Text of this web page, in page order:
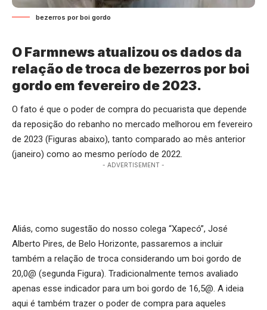
bezerros por boi gordo
O Farmnews atualizou os dados da
relação de troca de bezerros por boi
gordo em fevereiro de 2023.
O fato é que o poder de compra do pecuarista que depende
da reposição do rebanho no mercado melhorou em fevereiro
de 2023 (Figuras abaixo), tanto comparado ao mês anterior
(janeiro) como ao mesmo período de 2022.
- ADVERTISEMENT -
Aliás, como sugestão do nosso colega “Xapecó”, José
Alberto Pires, de Belo Horizonte, passaremos a incluir
também a relação de troca considerando um boi gordo de
20,0@ (segunda Figura). Tradicionalmente temos avaliado
apenas esse indicador para um boi gordo de 16,5@. A ideia
aqui é também trazer o poder de compra para aqueles